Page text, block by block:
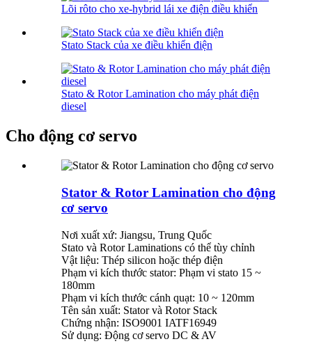
Lõi rôto cho xe-hybrid lái xe điện điều khiển
Stato Stack của xe điều khiển điện
Stato & Rotor Lamination cho máy phát điện
diesel
Cho động cơ servo
Stator & Rotor Lamination cho động
cơ servo
Nơi xuất xứ: Jiangsu, Trung Quốc
Stato và Rotor Laminations có thể tùy chỉnh
Vật liệu: Thép silicon hoặc thép điện
Phạm vi kích thước stator: Phạm vi stato 15 ~
180mm
Phạm vi kích thước cánh quạt: 10 ~ 120mm
Tên sản xuất: Stator và Rotor Stack
Chứng nhận: ISO9001 IATF16949
Sử dụng: Động cơ servo DC & AV